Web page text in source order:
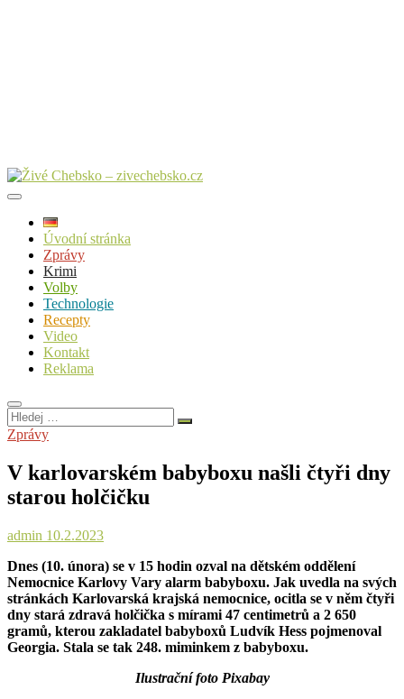
Úvodní stránka
Zprávy
Krimi
Volby
Technologie
Recepty
Video
Kontakt
Reklama
Hledej
…
Zprávy
V karlovarském babyboxu našli čtyři dny
starou holčičku
admin 10.2.2023
Dnes (10. února) se v 15 hodin ozval na dětském oddělení
Nemocnice Karlovy Vary alarm babyboxu. Jak uvedla na svých
stránkách Karlovarská krajská nemocnice, ocitla se v něm čtyři
dny stará zdravá holčička s mírami 47 centimetrů a 2 650
gramů, kterou zakladatel babyboxů Ludvík Hess pojmenoval
Georgia. Stala se tak 248. miminkem z babyboxu.
Ilustrační foto Pixabay